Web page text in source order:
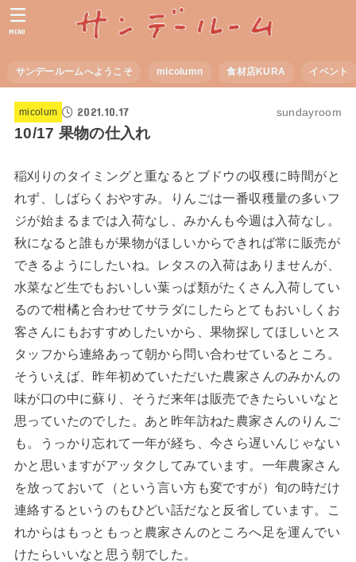
サンデールームへようこそ micolumn 食材店KURA イベント
MENU
micolum 2021.10.17 sundayroom
10/17 果物の仕入れ
稲刈りのタイミングと重なるとブドウの収穫に時間がと
れず、しばらくおやすみ。りんごは一番収穫量の多いフ
ジが始まるまでは入荷なし、みかんも今週は入荷なし。
秋になると誰もが果物がほしいからできれば常に販売が
できるようにしたいね。レタスの入荷はありませんが、
水菜など生でもおいしい葉っぱ類がたくさん入荷してい
るので柑橘と合わせてサラダにしたらとてもおいしくお
客さんにもおすすめしたいから、果物探してほしいとス
タッフから連絡あって朝から問い合わせているところ。
そういえば、昨年初めていただいた農家さんのみかんの
味が口の中に蘇り、そうだ来年は販売できたらいいなと
思っていたのでした。あと昨年訪ねた農家さんのりんご
も。うっかり忘れて一年が経ち、今さら遅いんじゃない
かと思いますがアッタクしてみています。一年農家さん
を放っておいて（という言い方も変ですが）旬の時だけ
連絡するというのもひどい話だなと反省しています。こ
れからはもっともっと農家さんのところへ足を運んでい
けたらいいなと思う朝でした。